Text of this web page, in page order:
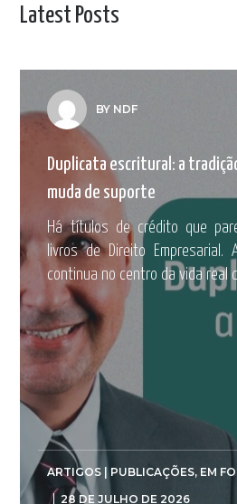
Latest Posts
BY NDF
Duplicata escritural: a
muda de suporte
Há títulos de crédito que
livros de Direito Empresarial.
continua no centro da vida real
ARTIGOS | PUBLICAÇÕES, EM
28 DE JULHO DE 2026